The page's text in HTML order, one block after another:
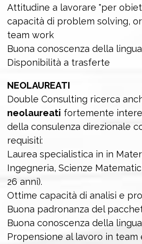
Attitudine a lavorare "per
capacità di problem solving,
team work
Buona conoscenza della
Disponibilità a trasferte
NEOLAUREATI
Double Consulting ricerca
neolaureati fortemente
della consulenza direzionale
requisiti:
Laurea specialistica in in
Ingegneria, Scienze
26 anni).
Ottime capacità di analisi e
Buona padronanza del
Buona conoscenza della
Propensione al lavoro in team